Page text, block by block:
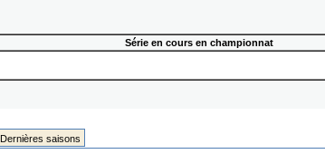
Série en cours en championnat
Dernières saisons